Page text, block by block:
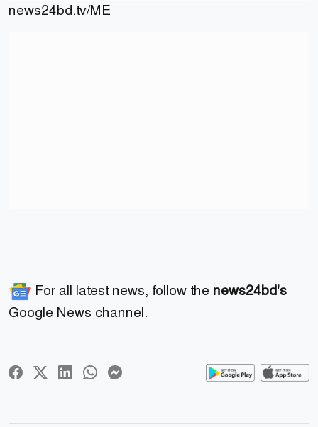
news24bd.tv/ME
For all latest news, follow the news24bd's
Google News channel.